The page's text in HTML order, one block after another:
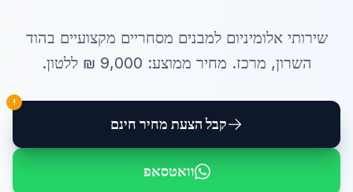
שירותיאלומיניום למבנים מסחריים מקצועיים בהוד
השרון, מרכז. מחיר ממוצע: 9,000 ₪ ללטון.
קבל הצעת מחיר חינם
!
וואטסאפ